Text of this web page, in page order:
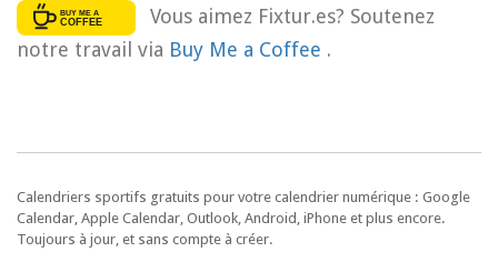
Vous aimez Fixtur.es? Soutenez
notre travail via Buy Me a Coffee .
Calendriers sportifs gratuits pour votre calendrier numérique : Google
Calendar, Apple Calendar, Outlook, Android, iPhone et plus encore.
Toujours à jour, et sans compte à créer.